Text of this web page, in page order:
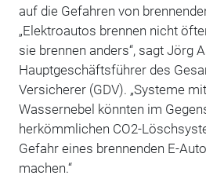
auf die Gefahren von
„Elektroautos brennen nicht
sie brennen anders“, sagt Jörg
Hauptgeschäftsführer des
Versicherer (GDV). „Systeme
Wassernebel könnten im
herkömmlichen CO2-
Gefahr eines brennenden E-
machen.“